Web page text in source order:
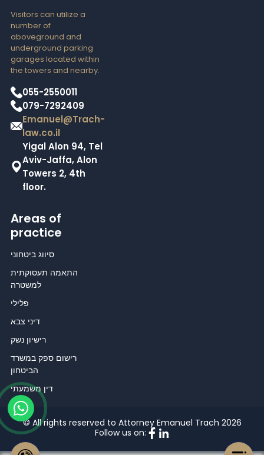
Visitors can utilize a
number of
aboveground and
underground parking
garages located within
the towers and nearby.
055-2550011
079-7292409
Emanuel@Trach-
law.co.il
Yigal Alon 94, Tel
Aviv-Jaffa, Alon
Towers 2, 4th
floor.
Areas of
practice
סיווג ביטחוני
התאמה תעסוקתית
למשטרה
פלילי
דיני צבא
רישיון נשק
רישום ספק במשרד
הביטחון
דין משמעתי
© All rights reserved to Attorney Emanuel Trach 2026
Follow us on: